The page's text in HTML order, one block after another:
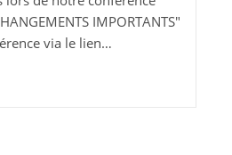
IMPORTANTS"
via le lien…